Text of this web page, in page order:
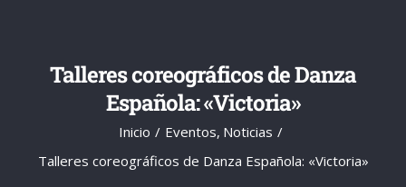
Talleres coreográficos de Danza
Española: «Victoria»
Inicio Eventos Noticias
Talleres coreográficos de Danza Española: «Victoria»